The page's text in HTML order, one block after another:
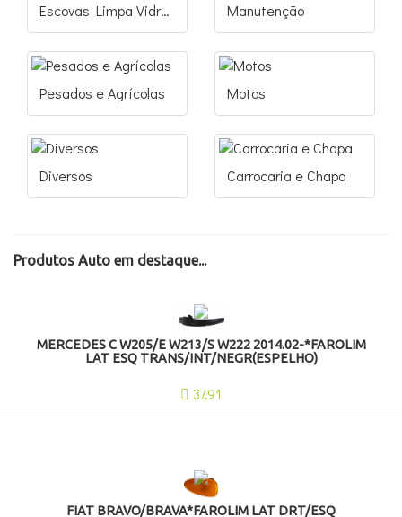
Escovas Limpa Vidros Manutenção
Pesados e Agrícolas Motos
Diversos Carrocaria e Chapa
Produtos Auto em destaque...
MERCEDES C W205/E W213/S W222 2014.02-*FAROLIM
LAT ESQ TRANS/INT/NEGR(ESPELHO)
37.91
FIAT BRAVO/BRAVA*FAROLIM LAT DRT/ESQ